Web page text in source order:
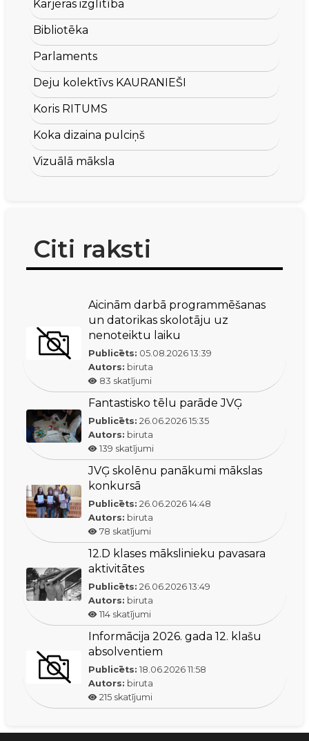
Karjeras izglītība
Bibliotēka
Parlaments
Deju kolektīvs KAURANIEŠI
Koris RITUMS
Koka dizaina pulciņš
Vizuālā māksla
Citi raksti
Aicinām darbā programmēšanas
un datorikas skolotāju uz
nenoteiktu laiku
Publicēts: 05.08.2026 13:39
Autors: biruta
83 skatījumi
Fantastisko tēlu parāde JVĢ
Publicēts: 26.06.2026 15:35
Autors: biruta
139 skatījumi
JVĢ skolēnu panākumi mākslas
konkursā
Publicēts: 26.06.2026 14:48
Autors: biruta
78 skatījumi
12.D klases mākslinieku pavasara
aktivitātes
Publicēts: 26.06.2026 13:49
Autors: biruta
114 skatījumi
Informācija 2026. gada 12. klašu
absolventiem
Publicēts: 18.06.2026 11:58
Autors: biruta
215 skatījumi